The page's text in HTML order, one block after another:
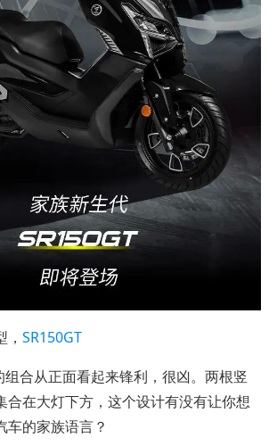
SR150GT
组合从正面看起来锋利，很凶。两根竖
合在大灯下方，这个设计有没有让你想
车的家族语言？